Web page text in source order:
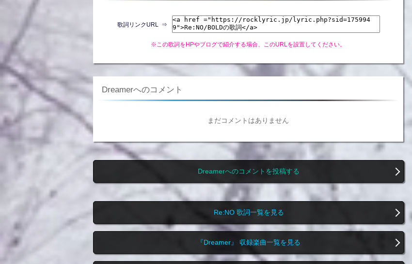
歌詞リンクURL ⇒
※この歌詞をHPやブログで紹介する場合、このURLを設置してください。
Dreamerへのコメント
まだコメントはありません
Dreamerへのコメントを投稿する
Re:NO 歌詞一覧を見る
『Dreamer』 収録楽曲一覧を見る